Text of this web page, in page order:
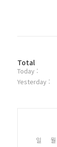
플
러
그
방
문
자
Total
Today :
Yesterday :
일 월